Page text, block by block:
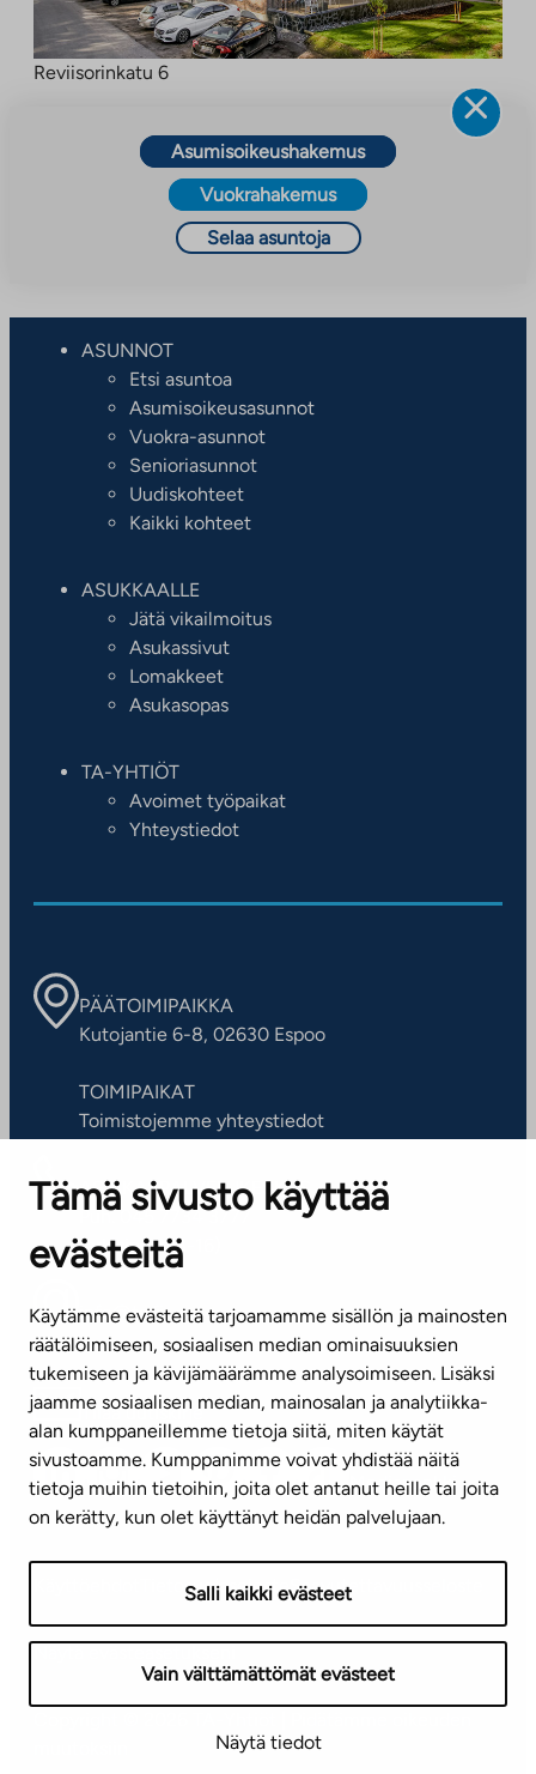
Tämä sivusto käyttää
evästeitä
Käytämme evästeitä tarjoamamme sisällön ja mainosten
räätälöimiseen, sosiaalisen median ominaisuuksien
tukemiseen ja kävijämäärämme analysoimiseen. Lisäksi
jaamme sosiaalisen median, mainosalan ja analytiikka-
alan kumppaneillemme tietoja siitä, miten käytät
sivustoamme. Kumppanimme voivat yhdistää näitä
tietoja muihin tietoihin, joita olet antanut heille tai joita
on kerätty, kun olet käyttänyt heidän palvelujaan.
Salli kaikki evästeet
Vain välttämättömät evästeet
Näytä tiedot
Reviisorinkatu 6
Asumisoikeushakemus
Vuokrahakemus
Selaa asuntoja
ASUNNOT
Etsi asuntoa
Asumisoikeusasunnot
Vuokra-asunnot
Senioriasunnot
Uudiskohteet
Kaikki kohteet
ASUKKAALLE
Jätä vikailmoitus
Asukassivut
Lomakkeet
Asukasopas
TA-YHTIÖT
Avoimet työpaikat
Yhteystiedot
PÄÄTOIMIPAIKKA
Kutojantie 6-8, 02630 Espoo
TOIMIPAIKAT
Toimistojemme yhteystiedot
ASIAKASPALVELUKESKUS
Puh. 045 7734 3777
(arkisin klo 8-16)
info@ta.fi
Tilaa uutiskirje
Mediapankki
TietosuojaselosteSaavutettavuusseloste